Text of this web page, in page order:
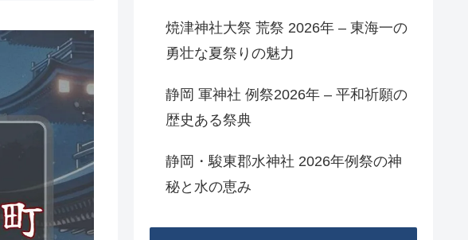
焼津神社大祭 荒祭 2026年 – 東海一の
勇壮な夏祭りの魅力
静岡 軍神社 例祭2026年 – 平和祈願の
歴史ある祭典
静岡・駿東郡水神社 2026年例祭の神
秘と水の恵み